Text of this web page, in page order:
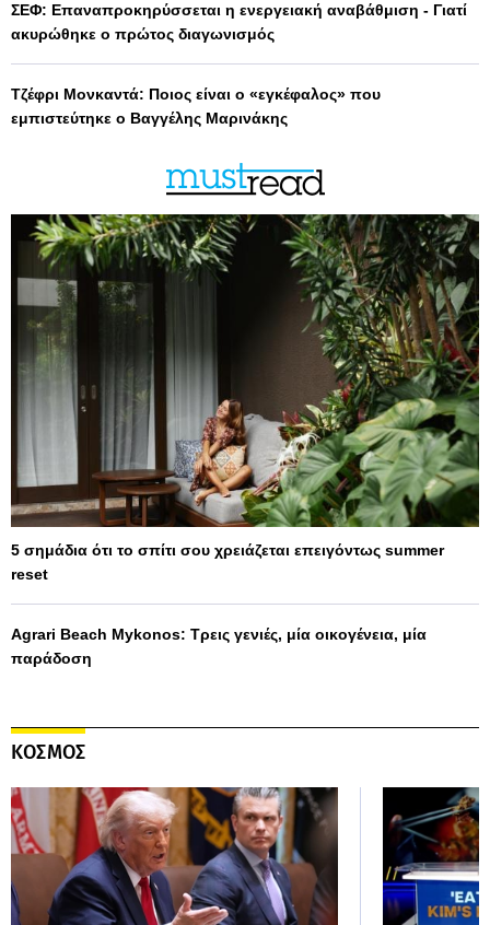
ΣΕΦ: Επαναπροκηρύσσεται η ενεργειακή αναβάθμιση - Γιατί
ακυρώθηκε ο πρώτος διαγωνισμός
Τζέφρι Μονκαντά: Ποιος είναι ο «εγκέφαλος» που
εμπιστεύτηκε ο Βαγγέλης Μαρινάκης
5 σημάδια ότι το σπίτι σου χρειάζεται επειγόντως summer
reset
Agrari Beach Mykonos: Τρεις γενιές, μία οικογένεια, μία
παράδοση
ΚΟΣΜΟΣ